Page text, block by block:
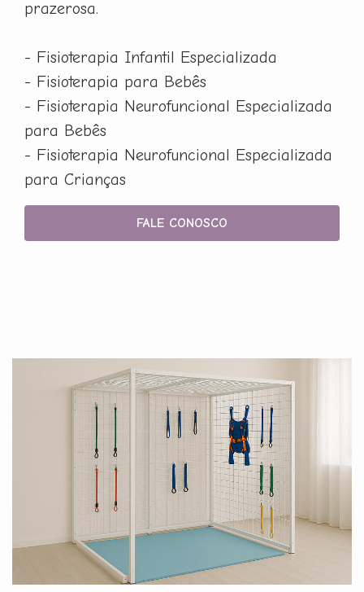
prazerosa.
- Fisioterapia Infantil Especializada
- Fisioterapia para Bebês
- Fisioterapia Neurofuncional Especializada
para Bebês
- Fisioterapia Neurofuncional Especializada
para Crianças
FALE CONOSCO